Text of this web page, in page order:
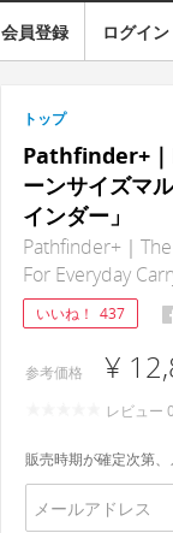
会員登録 ログイン
トップ
Pathfinder+｜
ーンサイズマ
インダー」
Pathfinder+｜
For Everyday
いいね！ 437
参考価格 ¥
レビュー 0
販売時期が確定次第、